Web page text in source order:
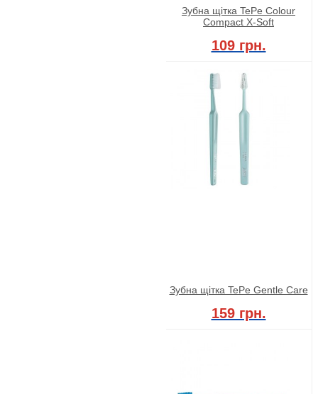
Зубна щітка TePe Colour
Compact X-Soft
109 грн.
Зубна щітка TePe Gentle Care
159 грн.